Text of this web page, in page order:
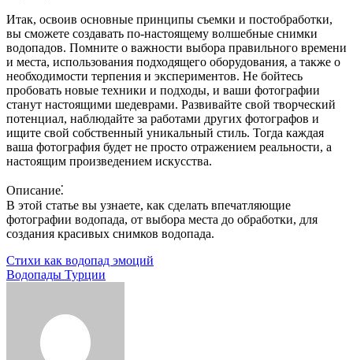
Итак, освоив основные принципы съемки и постобработки,
вы сможете создавать по-настоящему волшебные снимки
водопадов. Помните о важности выбора правильного времени
и места, использования подходящего оборудования, а также о
необходимости терпения и экспериментов. Не бойтесь
пробовать новые техники и подходы, и ваши фотографии
станут настоящими шедеврами. Развивайте свой творческий
потенциал, наблюдайте за работами других фотографов и
ищите свой собственный уникальный стиль. Тогда каждая
ваша фотография будет не просто отражением реальности, а
настоящим произведением искусства.
Описание⁚
В этой статье вы узнаете, как сделать впечатляющие
фотографии водопада, от выбора места до обработки, для
создания красивых снимков водопада.
Навигация
по
Стихи как водопад эмоций
Водопады Турции